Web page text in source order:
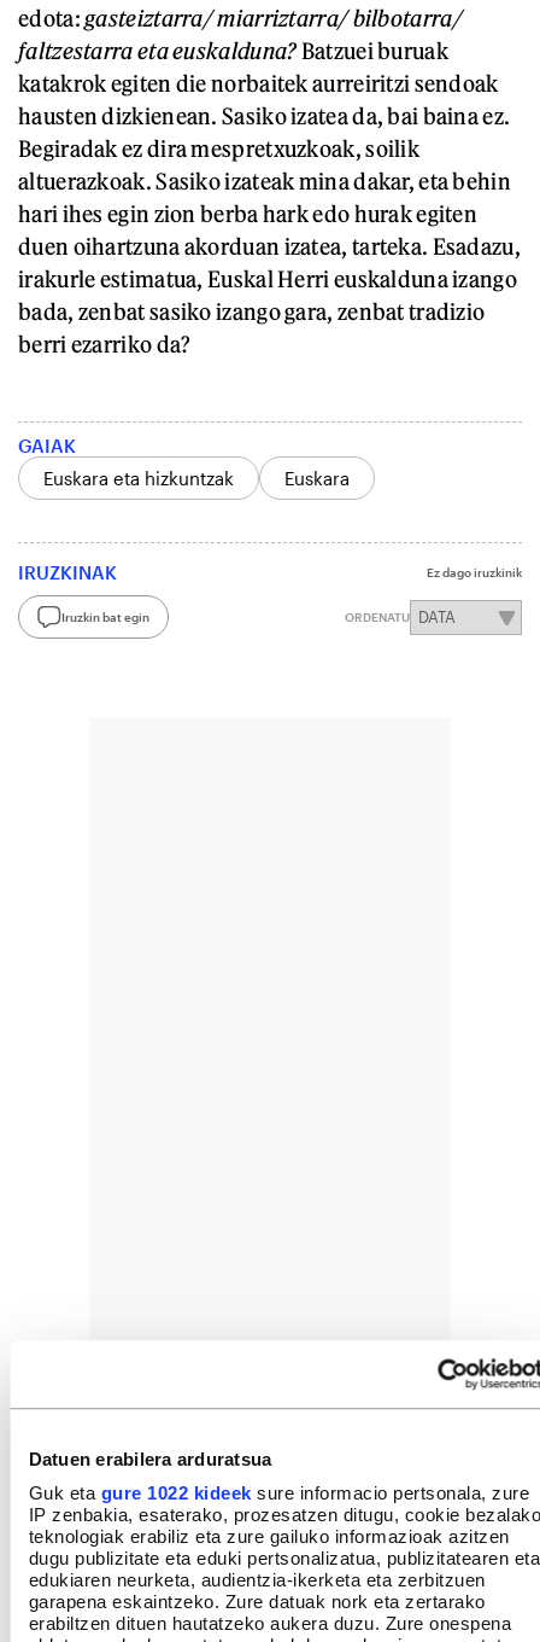
Datuen erabilera arduratsua
Guk eta gure 1022 kideek sure informacio pertsonala, zure
IP zenbakia, esaterako, prozesatzen ditugu, cookie bezalako
teknologiak erabiliz eta zure gailuko informazioak azitzen
dugu publizitate eta eduki pertsonalizatua, publizitatearen eta
edukiaren neurketa, audientzia-ikerketa eta zerbitzuen
garapena eskaintzeko. Zure datuak nork eta zertarako
erabiltzen dituen hautatzeko aukera duzu. Zure onespena
edota:gasteiztarra/ miarriztarra/ bilbotarra/
faltzestarra eta euskalduna?Batzuei buruak
katakrok egiten die norbaitek aurreiritzi sendoak
hausten dizkienean. Sasiko izatea da, bai baina ez.
Begiradak ez dira mespretxuzkoak, soilik
altuerazkoak. Sasiko izateak mina dakar, eta behin
hari ihes egin zion berba hark edo hurak egiten
duen oihartzuna akorduan izatea, tarteka. Esadazu,
irakurle estimatua, Euskal Herri euskalduna izango
bada, zenbat sasiko izango gara, zenbat tradizio
berri ezarriko da?
GAIAK
Euskara eta hizkuntzak
Euskara
IRUZKINAK Ez dago iruzkinik
Iruzkin bat egin ORDENATU
GEHIEN IRAKURRIAK